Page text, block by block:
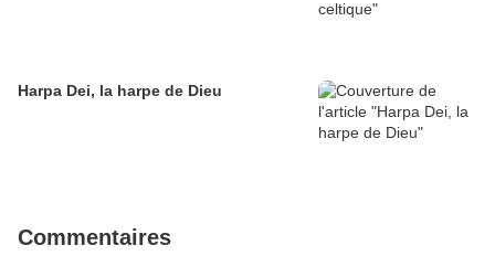
Harpa Dei, la harpe de Dieu
Commentaires